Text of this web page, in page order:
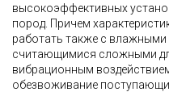
высокоэффективных
пород. Причем
работать также с
считающимися сложными
вибрационным
обезвоживание